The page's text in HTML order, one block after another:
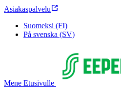
Asiakaspalvelu
Suomeksi (FI)
På svenska (SV)
Mene Etusivulle